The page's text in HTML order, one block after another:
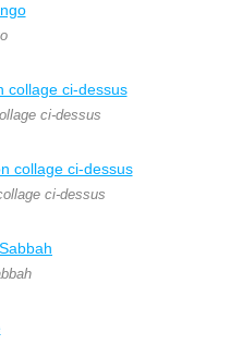
ci-dessus
ci-dessus